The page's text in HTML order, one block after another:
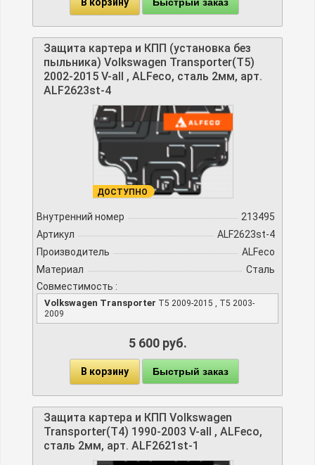
Защита картера и КПП (установка без
пыльника) Volkswagen Transporter(T5)
2002-2015 V-all , ALFeco, сталь 2мм, арт.
ALF2623st-4
ДОСТУПНО
Внутренний номер
213495
Артикул
ALF2623st-4
Производитель
ALFeco
Материал
Сталь
Совместимость :
Volkswagen Transporter T5 2009-2015 , T5 2003-
2009
5 600 руб.
В корзину Быстрый заказ
Защита картера и КПП Volkswagen
Transporter(T4) 1990-2003 V-all , ALFeco,
сталь 2мм, арт. ALF2621st-1